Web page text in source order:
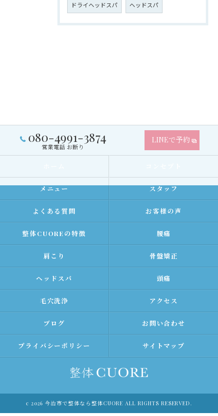
ドライヘッドスパ ヘッドスパ
080-4991-3874
営業電話 お断り
LINEで予約
メニュー スタッフ
よくある質問 お客様の声
整体CUOREの特徴 腰痛
肩こり 骨盤矯正
ヘッドスパ 頭痛
毛穴洗浄 アクセス
ブログ お問い合わせ
プライバシーポリシー サイトマップ
c 2026 今治市で整体なら整体CUORE ALL RIGHTS RESERVED.